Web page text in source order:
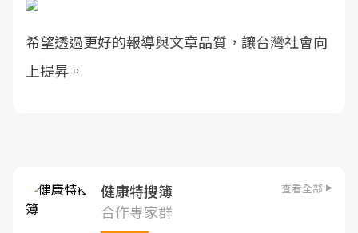
希望透過更好的報導與文章品質，讓台灣社會向
上提昇。
健康特搜簿 查看全部
合作專家群